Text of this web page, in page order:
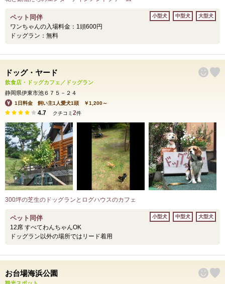
ペット同伴
ワンちゃんの入場料金：1頭600円
ドッグラン：無料
小型犬 中型犬 大型犬
ドッグ・ヤード
飲食店・ドッグカフェ／ドッグラン
静岡県伊東市池６７５－２４
1日料金 飼い主1人愛犬1頭 ￥1,200～
4.7 クチコミ 2件
300坪の芝生のドッグランとログハウスのカフェ
ペット同伴
12席 すべてわんちゃんOK
ドッグラン以外の場所ではリード着用
小型犬 中型犬 大型犬
お台場海浜公園